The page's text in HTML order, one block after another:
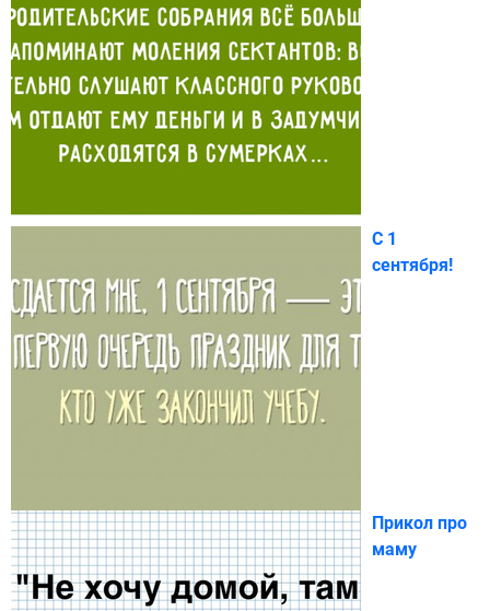
С 1
сентября!
Прикол про
маму